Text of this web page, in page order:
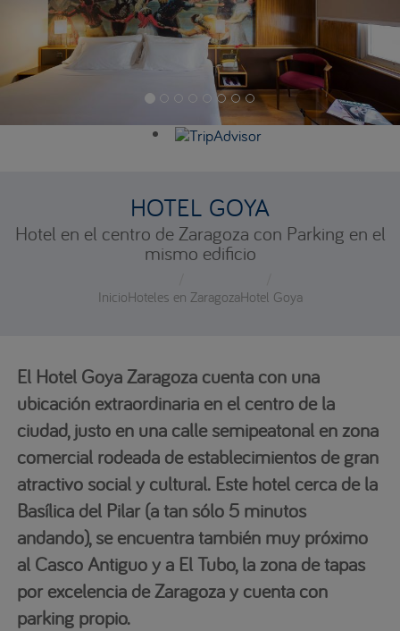
HOTEL GOYA
Hotel en el centro de Zaragoza con Parking en el
mismo edificio
InicioHoteles en ZaragozaHotel Goya
El Hotel Goya Zaragoza cuenta con una
ubicación extraordinaria en el centro de la
ciudad, justo en una calle semipeatonal en zona
comercial rodeada de establecimientos de gran
atractivo social y cultural. Este hotel cerca de la
Basílica del Pilar (a tan sólo 5 minutos
andando), se encuentra también muy próximo
al Casco Antiguo y a El Tubo, la zona de tapas
por excelencia de Zaragoza y cuenta con
parking propio.